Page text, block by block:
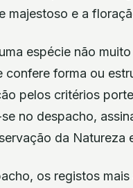
majestoso e a
espécie não
confere forma ou
pelos critérios
no despacho,
da Natureza
os registos